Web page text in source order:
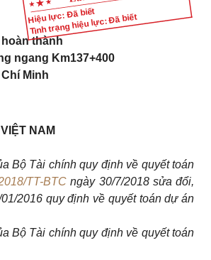
Hiệu lực: Đã biết
Tình trạng hiệu lực: Đã biết
thành
ngang Km137+400
Minh
NAM
Bộ Tài chính quy định về quyết toán
TT-BTC ngày 30/7/2018 sửa đổi,
2016 quy định về quyết toán dự án
Bộ Tài chính quy định về quyết toán